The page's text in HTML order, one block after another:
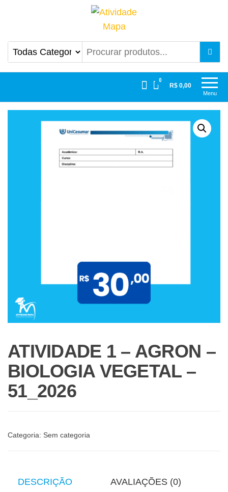
Atividade Mapa Mapa UniCesumar
Menu
0
R$ 0,00
ATIVIDADE 1 – AGRON –
BIOLOGIA VEGETAL –
51_2026
Categoria: Sem categoria
DESCRIÇÃO AVALIAÇÕES (0)